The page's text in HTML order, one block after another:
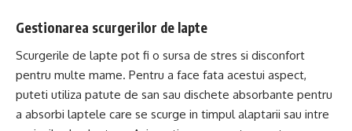
Gestionarea scurgerilor de lapte
Scurgerile de lapte pot fi o sursa de stres si disconfort
pentru multe mame. Pentru a face fata acestui aspect,
puteti utiliza patute de san sau dischete absorbante pentru
a absorbi laptele care se scurge in timpul alaptarii sau intre